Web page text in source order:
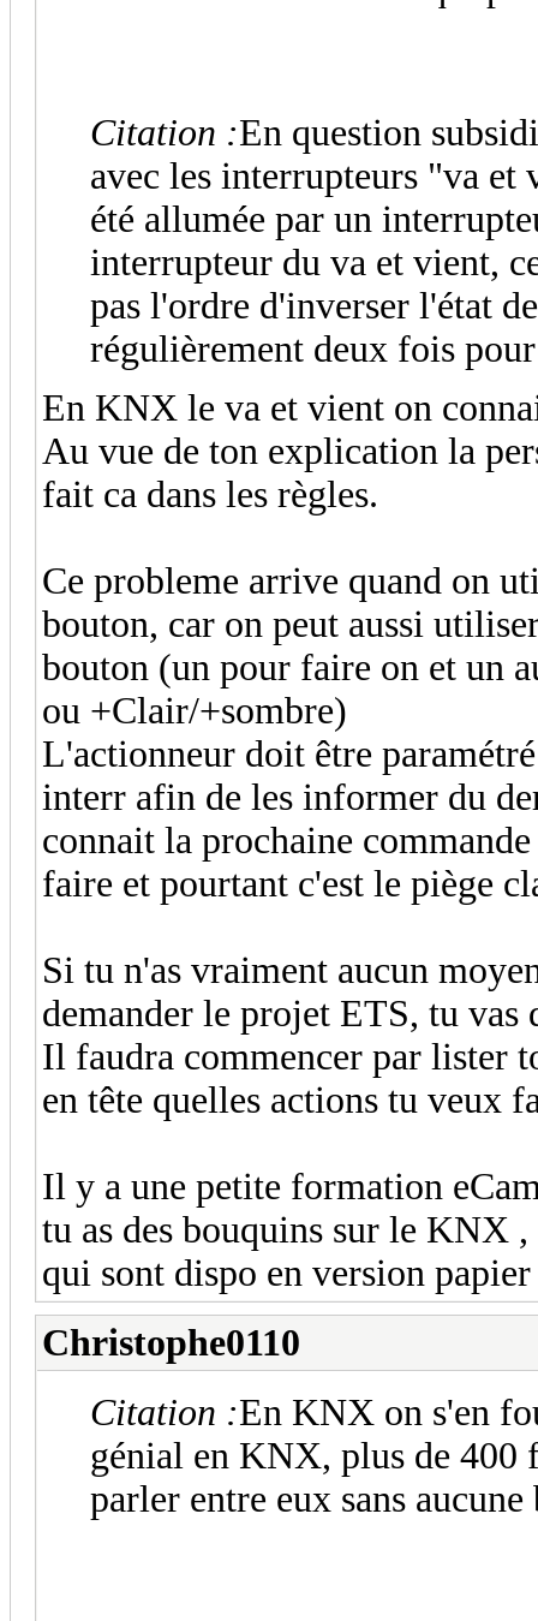
Citation :En question
avec les interrupteurs "va
été allumée par un
interrupteur du va et vient,
pas l'ordre d'inverser l'état
régulièrement deux fois
En KNX le va et vient on
Au vue de ton explication la
fait ca dans les règles.
Ce probleme arrive quand on
bouton, car on peut aussi
bouton (un pour faire on et un
ou +Clair/+sombre)
L'actionneur doit être
interr afin de les informer du
connait la prochaine
faire et pourtant c'est le piège
Si tu n'as vraiment aucun
demander le projet ETS, tu
Il faudra commencer par lister
en tête quelles actions tu veux
Il y a une petite formation
tu as des bouquins sur le KNX
qui sont dispo en version
Christophe0110
Citation :En KNX on s'en
génial en KNX, plus de 400
parler entre eux sans